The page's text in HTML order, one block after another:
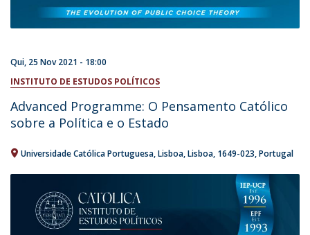
Qui, 25 Nov 2021 - 18:00
INSTITUTO DE ESTUDOS POLÍTICOS
Advanced Programme: O Pensamento Católico
sobre a Política e o Estado
Universidade Católica Portuguesa Lisboa Lisboa 1649-023 Portugal